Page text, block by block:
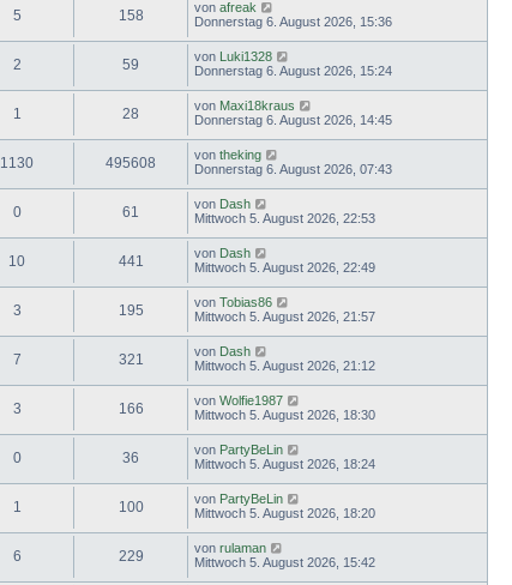
5 158 von afreak
Donnerstag 6. August 2026, 15:36
2 59 von Luki1328
Donnerstag 6. August 2026, 15:24
1 28 von Maxi18kraus
Donnerstag 6. August 2026, 14:45
1130 495608 von theking
Donnerstag 6. August 2026, 07:43
0 61 von Dash
Mittwoch 5. August 2026, 22:53
10 441 von Dash
Mittwoch 5. August 2026, 22:49
3 195 von Tobias86
Mittwoch 5. August 2026, 21:57
7 321 von Dash
Mittwoch 5. August 2026, 21:12
3 166 von Wolfie1987
Mittwoch 5. August 2026, 18:30
0 36 von PartyBeLin
Mittwoch 5. August 2026, 18:24
1 100 von PartyBeLin
Mittwoch 5. August 2026, 18:20
6 229 von rulaman
Mittwoch 5. August 2026, 15:42